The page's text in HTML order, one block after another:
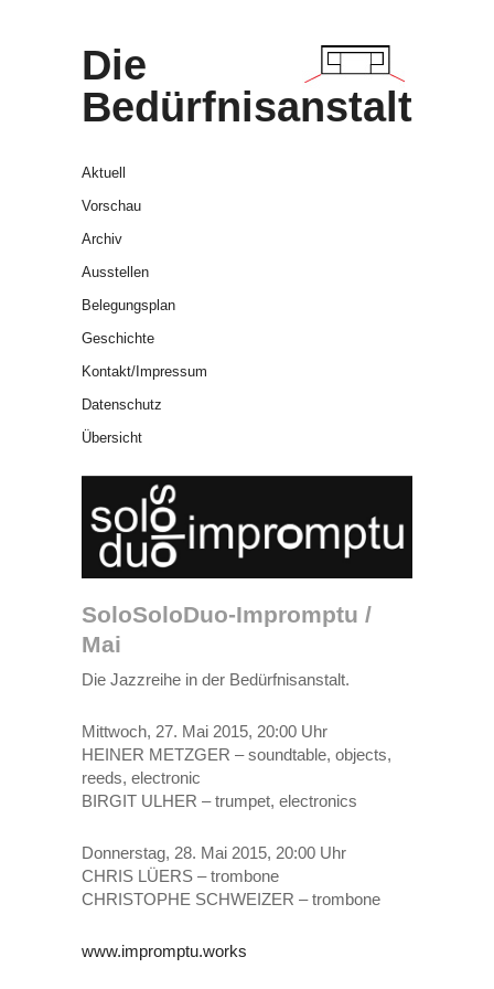
Die
Bedürfnisanstalt
Aktuell
Vorschau
Archiv
Ausstellen
Belegungsplan
Geschichte
Kontakt/Impressum
Datenschutz
Übersicht
SoloSoloDuo-Impromptu /
Mai
Die Jazzreihe in der Bedürfnisanstalt.
Mittwoch, 27. Mai 2015, 20:00 Uhr
HEINER METZGER – soundtable, objects,
reeds, electronic
BIRGIT ULHER – trumpet, electronics
Donnerstag, 28. Mai 2015, 20:00 Uhr
CHRIS LÜERS – trombone
CHRISTOPHE SCHWEIZER – trombone
www.impromptu.works